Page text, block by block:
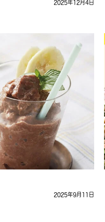
2025年12月4日
2025年9月11日